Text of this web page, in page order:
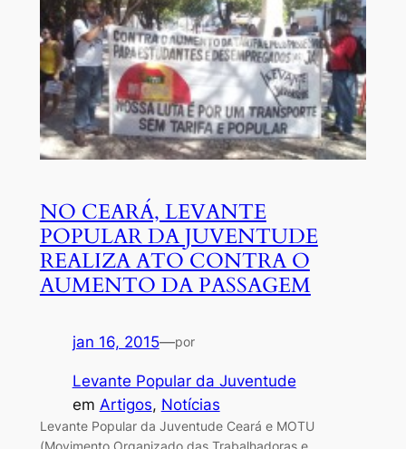
NO CEARÁ, LEVANTE
POPULAR DA JUVENTUDE
REALIZA ATO CONTRA O
AUMENTO DA PASSAGEM
jan 16, 2015—por
Levante Popular da Juventude
em Artigos, Notícias
Levante Popular da Juventude Ceará e MOTU
(Movimento Organizado das Trabalhadoras e